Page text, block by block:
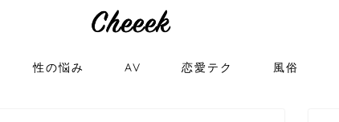
性の悩み AV 恋愛テク 風俗